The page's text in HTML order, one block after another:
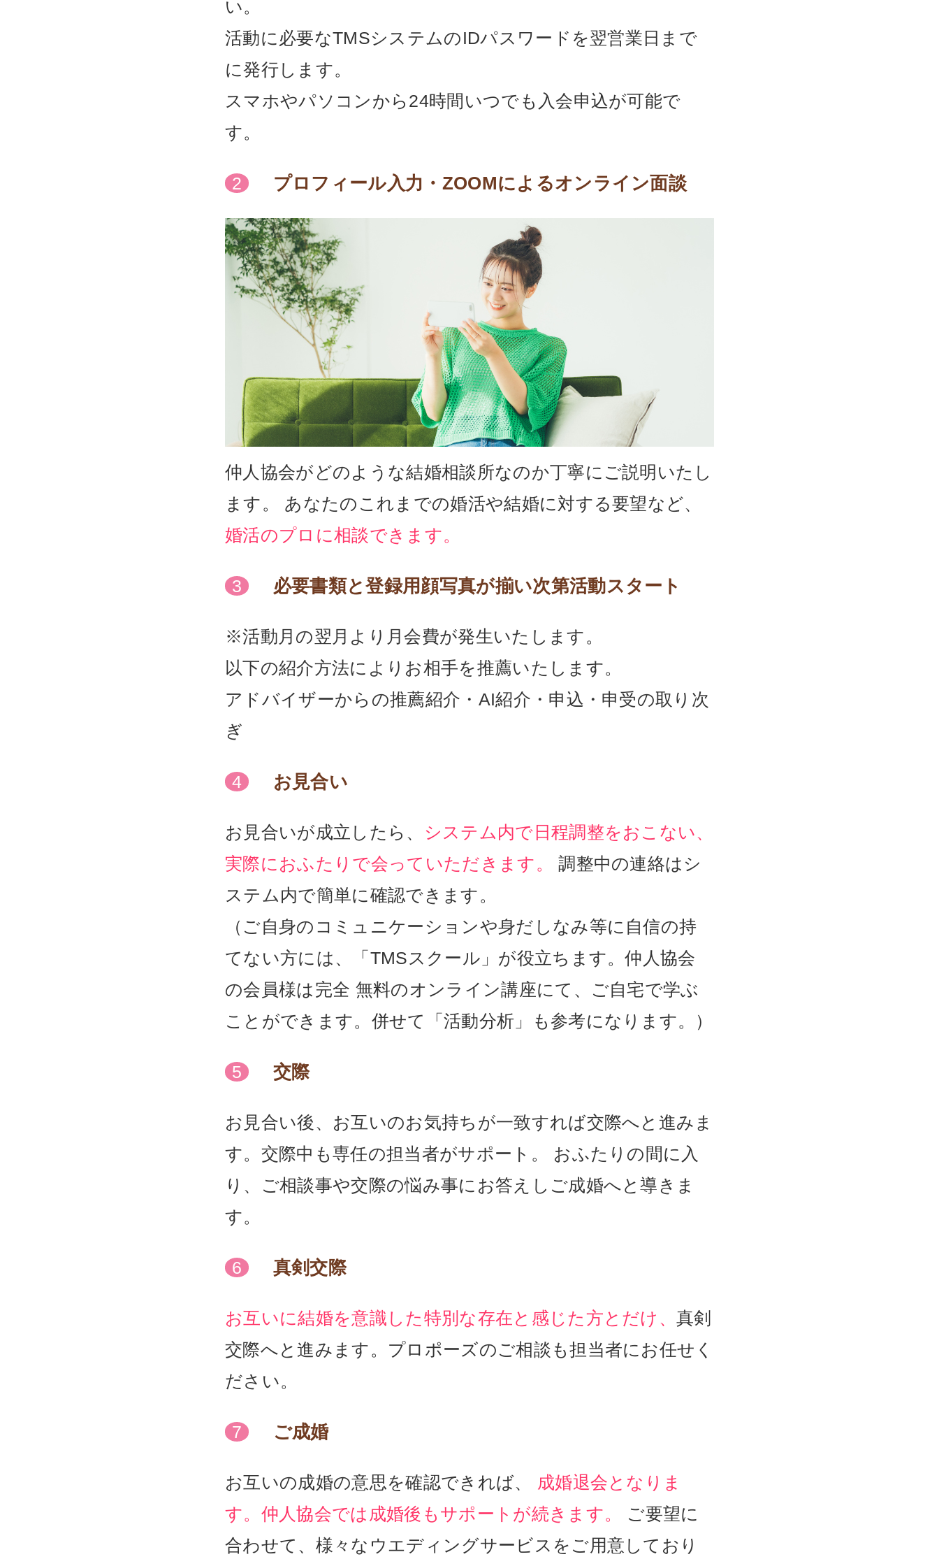
い。
活動に必要なTMSシステムのIDパスワードを翌営業日まで
に発行します。
スマホやパソコンから24時間いつでも入会申込が可能で
す。
2 プロフィール入力・ZOOMによるオンライン面談
仲人協会がどのような結婚相談所なのか丁寧にご説明いたし
ます。 あなたのこれまでの婚活や結婚に対する要望など、
婚活のプロに相談できます。
3 必要書類と登録用顔写真が揃い次第活動スタート
※活動月の翌月より月会費が発生いたします。
以下の紹介方法によりお相手を推薦いたします。
アドバイザーからの推薦紹介・AI紹介・申込・申受の取り次
ぎ
4 お見合い
お見合いが成立したら、 システム内で日程調整をおこない、
実際におふたりで会っていただきます。
調整中の連絡はシ
ステム内で簡単に確認できます。
（ご自身のコミュニケーションや身だしなみ等に自信の持
てない方には、「TMSスクール」が役立ちます。仲人協会
の会員様は完全 無料のオンライン講座にて、ご自宅で学ぶ
ことができます。併せて「活動分析」も参考になります。）
5 交際
お見合い後、お互いのお気持ちが一致すれば交際へと進みま
す。交際中も専任の担当者がサポート。 おふたりの間に入
り、ご相談事や交際の悩み事にお答えしご成婚へと導きま
す。
6 真剣交際
お互いに結婚を意識した特別な存在と感じた方とだけ、真剣
交際へと進みます。プロポーズのご相談も担当者にお任せく
ださい。
7 ご成婚
お互いの成婚の意思を確認できれば、 成婚退会となりま
す。仲人協会では成婚後もサポートが続きます。
ご要望に
合わせて、様々なウエディングサービスをご用意しており